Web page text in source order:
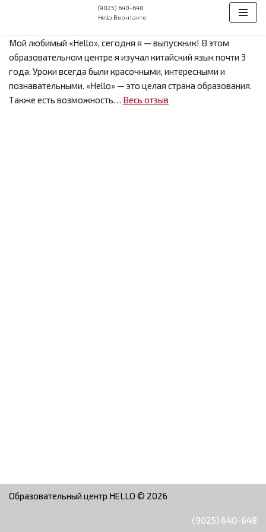
к
содержимому
(9025) 640-648
Hello Вконтакте
Мой любимый «Hello», сегодня я — выпускник! В этом
образовательном центре я изучал китайский язык почти 3
года. Уроки всегда были красочными, интересными и
познавательными. «Hello» — это целая страна образования.
Также есть возможность… Весь отзыв
Образовательный центр HELLO © 2026
(9025) 640-648